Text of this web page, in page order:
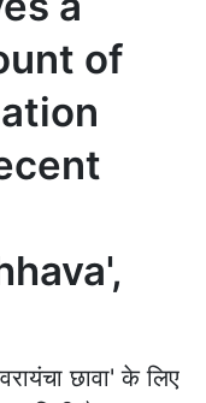
of
छावा' के लिए